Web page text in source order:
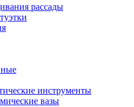
рассады
инструменты
вазы